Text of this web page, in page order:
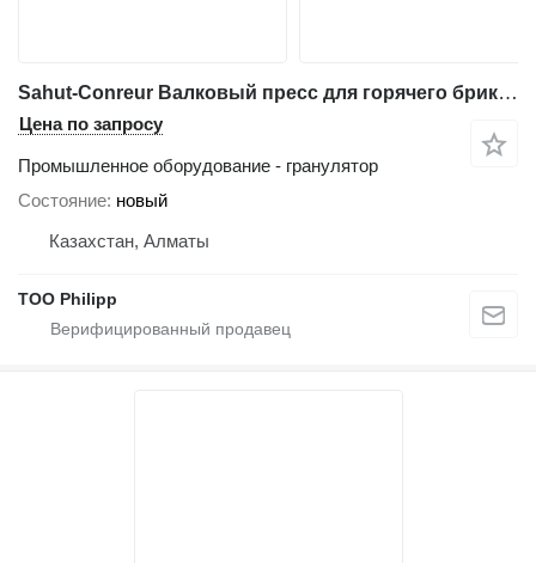
Sahut-Conreur Валковый пресс для горячего брикетирования железа
Цена по запросу
Промышленное оборудование - гранулятор
Состояние новый
Казахстан, Алматы
ТОО Philipp